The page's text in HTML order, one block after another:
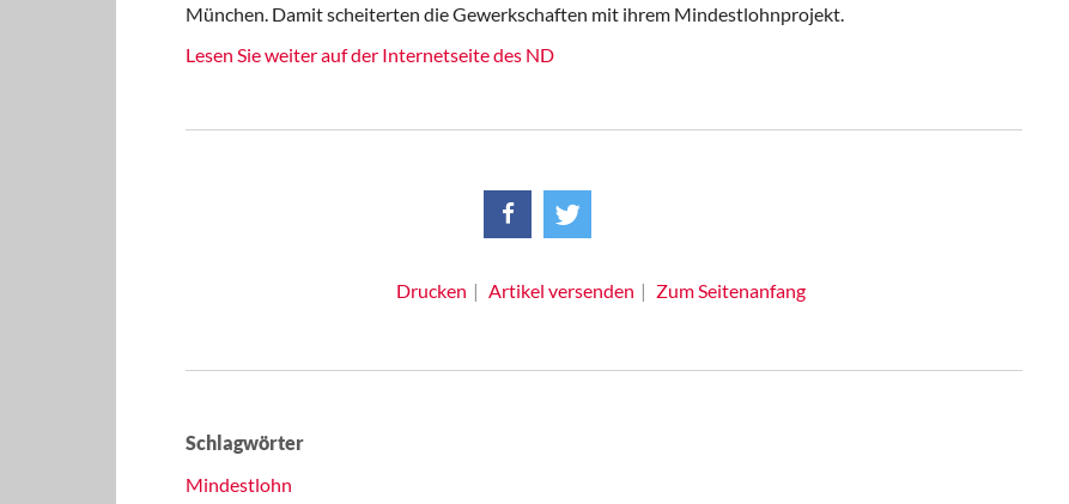
München. Damit scheiterten die Gewerkschaften mit ihrem Mindestlohnprojekt.
Lesen Sie weiter auf der Internetseite des ND
Drucken Artikel versenden Zum Seitenanfang
Schlagwörter
Mindestlohn